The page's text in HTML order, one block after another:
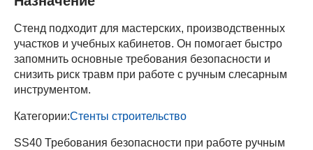
Стенд подходит для мастерских, производственных
участков и учебных кабинетов. Он помогает быстро
запомнить основные требования безопасности и
снизить риск травм при работе с ручным слесарным
инструментом.
Категории:Стенты строительство
SS40 Требования безопасности при работе ручным